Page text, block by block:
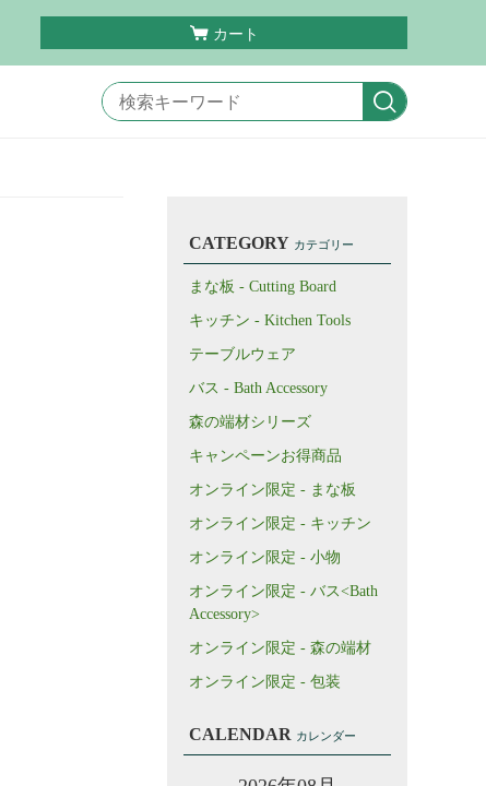
カート
CATEGORY カテゴリー
まな板 - Cutting Board
キッチン - Kitchen Tools
テーブルウェア
バス - Bath Accessory
森の端材シリーズ
キャンペーンお得商品
オンライン限定 - まな板
オンライン限定 - キッチン
オンライン限定 - 小物
オンライン限定 - バス<Bath
Accessory>
オンライン限定 - 森の端材
オンライン限定 - 包装
CALENDAR カレンダー